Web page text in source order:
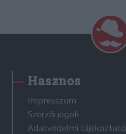
Hasznos
Impresszum
Szerzői jogok
Adatvédelmi tájékoztató